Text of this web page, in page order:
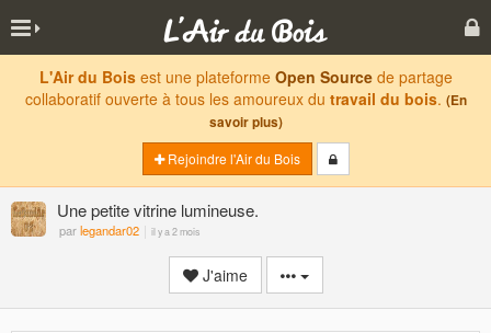
L'Air du Boisest une plateforme Open Sourcede partage
collaboratif ouverte à tous les amoureux du travail du bois. (En
savoir plus)
Rejoindre l'Air du Bois
Une petite vitrine lumineuse.
parlegandar02 il y a 2 mois
J'aime